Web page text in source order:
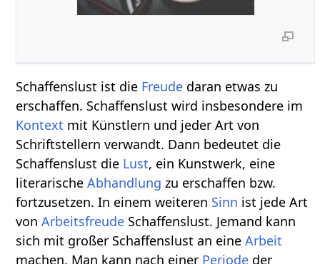
Schaffenslust ist die Freude daran etwas zu
erschaffen. Schaffenslust wird insbesondere im
Kontext mit Künstlern und jeder Art von
Schriftstellern verwandt. Dann bedeutet die
Schaffenslust die Lust, ein Kunstwerk, eine
literarischeAbhandlung zu erschaffen bzw.
fortzusetzen. In einem weiteren Sinn ist jede Art
vonArbeitsfreude Schaffenslust. Jemand kann
sich mit großer Schaffenslust an eineArbeit
machen. Man kann nach einer Periode der